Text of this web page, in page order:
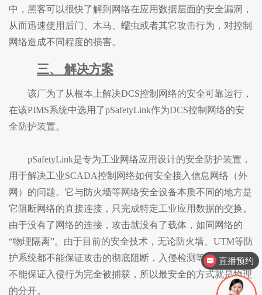
中，黑客可以很快了解到网络在应用数据层面的安全漏洞，
从而迅速使用后门、木马、蠕虫或者其它攻击行为，对控制
网络造成不同程度的损害。
三、 解决方案
该厂为了从根本上解决DCS控制网络的安全可靠运行，
在该PIMS系统中选用了pSafetyLink作为DCS控制网络的安
全防护装置。
pSafetyLink是专为工业网络应用设计的安全防护装置，
用于解决工业SCADA控制网络如何安全接入信息网络（外
网）的问题。它与防火墙等网络安全设备本质不同的地方是
它阻断网络的直接连接，只完成特定工业应用数据的交换。
由于没有了网络的连接，攻击就没有了载体，如同网络的
“物理隔离”。由于目前的安全技术，无论防火墙、UTM等防
护系统都不能保证攻击的彻底阻断，入侵检测等监控系统也
不能保证入侵行为完全被捕获，所以最安全的方式就是物理
的分开。
直播预约